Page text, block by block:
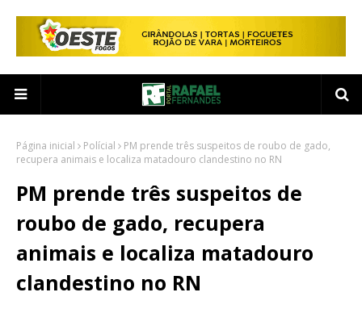
Página inicial Polícial
PM prende três suspeitos de roubo de gado,
recupera animais e localiza matadouro clandestino no RN
PM prende três suspeitos de
roubo de gado, recupera
animais e localiza matadouro
clandestino no RN